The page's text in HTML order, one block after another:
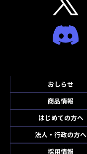
おしらせ
商品情報
はじめての方へ
法人・行政の方へ
採用情報